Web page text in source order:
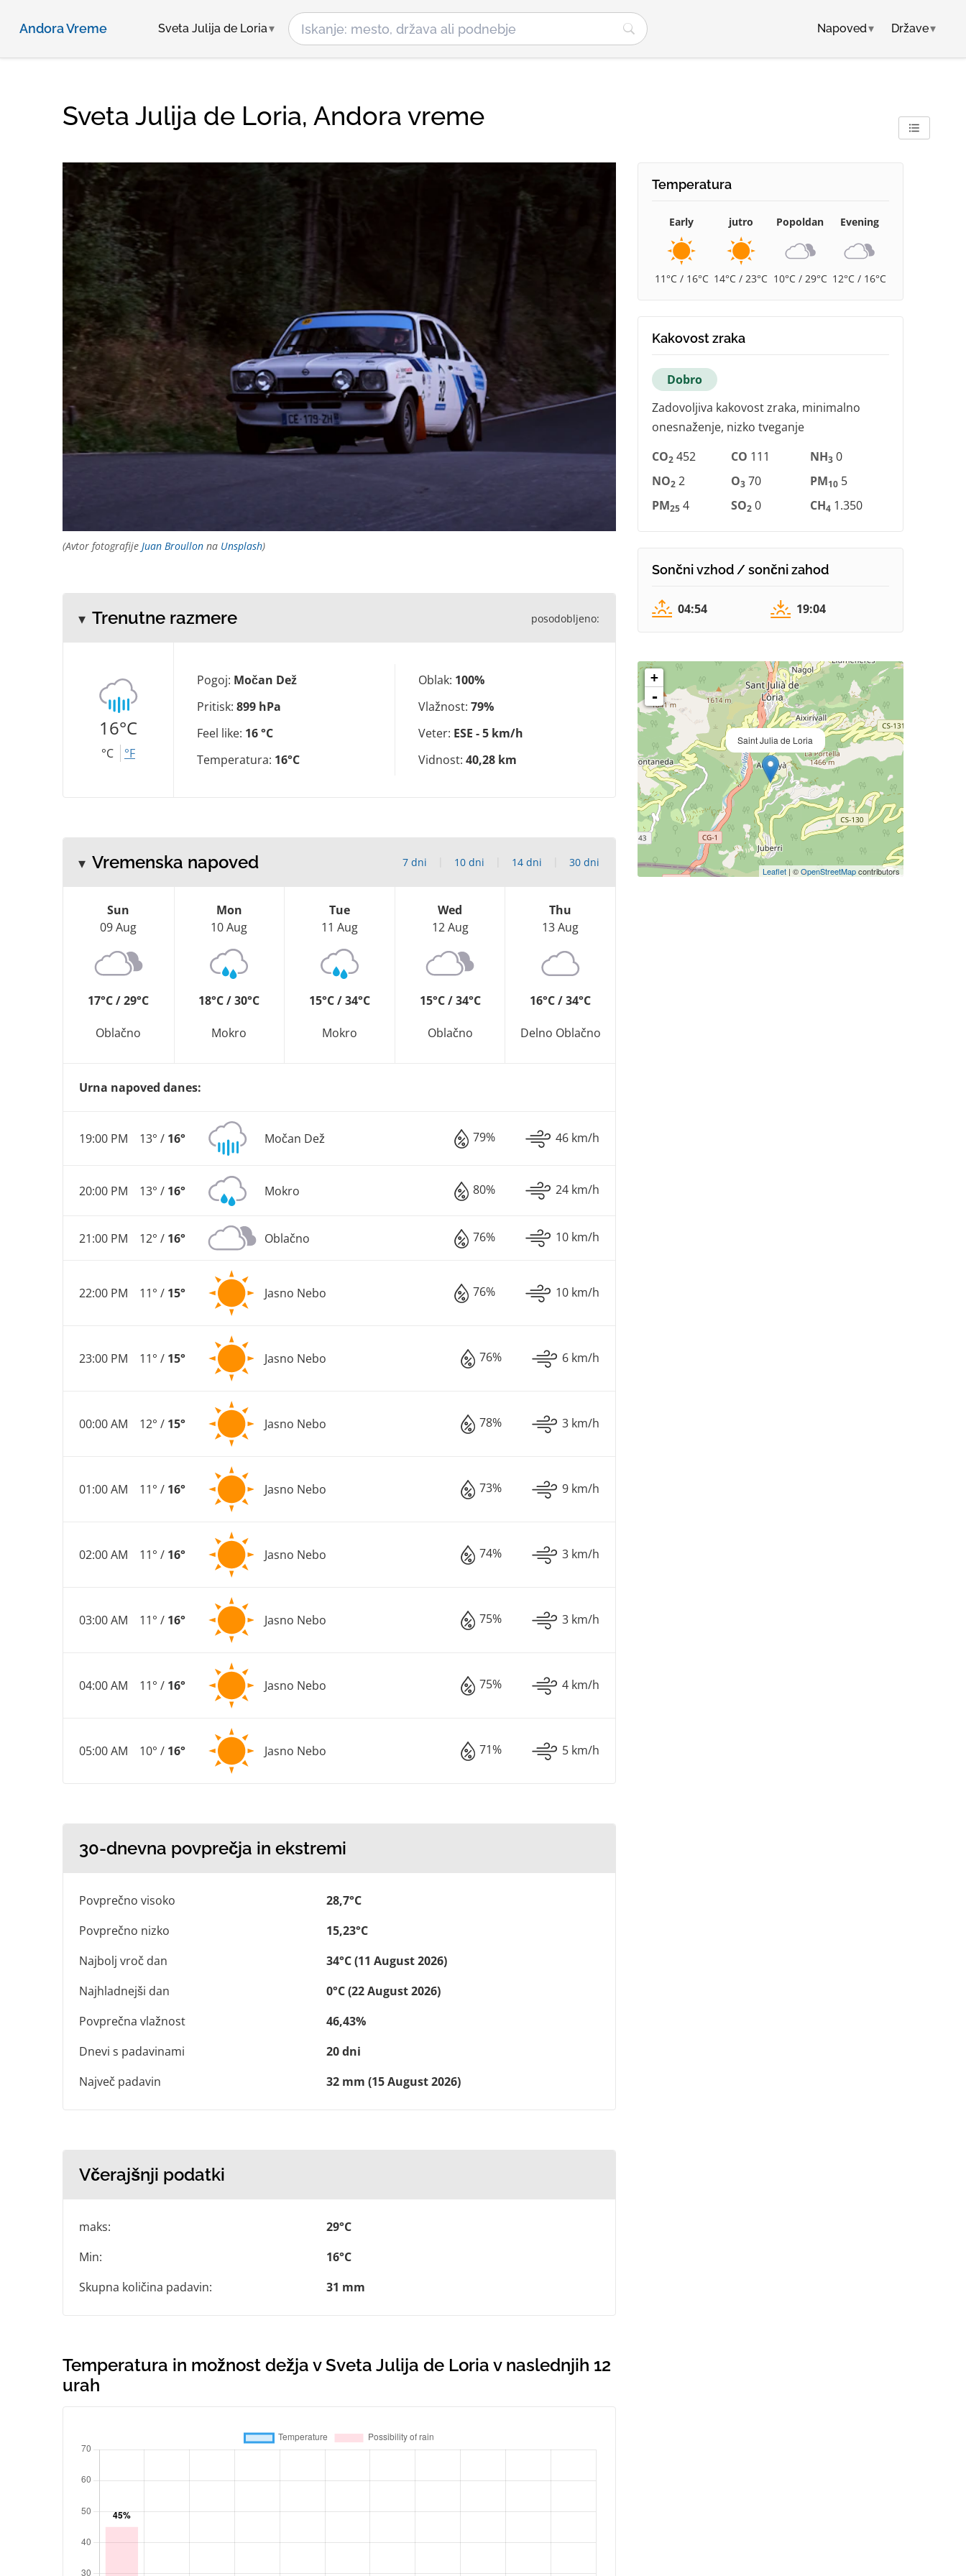
Andora Vreme Sveta Julija de Loria Napoved▾ Države▾
Sveta Julija de Loria, Andora vreme
(Avtor fotografije Juan Broullon na Unsplash)
Trenutne razmere posodobljeno:
16°C
°C °F
Pogoj: Močan Dež
Pritisk: 899 hPa
Feel like: 16 °C
Temperatura: 16°C
Oblak: 100%
Vlažnost: 79%
Veter: ESE - 5 km/h
Vidnost: 40,28 km
Vremenska napoved 7 dni 10 dni 14 dni 30 dni
Sun
09 Aug
17°C / 29°C
Oblačno
Mon
10 Aug
18°C / 30°C
Mokro
Tue
11 Aug
15°C / 34°C
Mokro
Wed
12 Aug
15°C / 34°C
Oblačno
Thu
13 Aug
16°C / 34°C
Delno Oblačno
Urna napoved danes:
19:00 PM 13° / 16° Močan Dež 79% 46 km/h
20:00 PM 13° / 16° Mokro 80% 24 km/h
21:00 PM 12° / 16° Oblačno 76% 10 km/h
22:00 PM 11° / 15° Jasno Nebo 76% 10 km/h
23:00 PM 11° / 15° Jasno Nebo 76% 6 km/h
00:00 AM 12° / 15° Jasno Nebo 78% 3 km/h
01:00 AM 11° / 16° Jasno Nebo 73% 9 km/h
02:00 AM 11° / 16° Jasno Nebo 74% 3 km/h
03:00 AM 11° / 16° Jasno Nebo 75% 3 km/h
04:00 AM 11° / 16° Jasno Nebo 75% 4 km/h
05:00 AM 10° / 16° Jasno Nebo 71% 5 km/h
30-dnevna povprečja in ekstremi
Povprečno visoko
28,7°C
Povprečno nizko
15,23°C
Najbolj vroč dan
34°C (11 August 2026)
Najhladnejši dan
0°C (22 August 2026)
Povprečna vlažnost
46,43%
Dnevi s padavinami
20 dni
Največ padavin
32 mm (15 August 2026)
Včerajšnji podatki
maks:
29°C
Min:
16°C
Skupna količina padavin:
31 mm
Temperatura in možnost dežja v Sveta Julija de Loria v naslednjih 12
urah
Temperatura
Early
11°C / 16°C
jutro
14°C / 23°C
Popoldan
10°C / 29°C
Evening
12°C / 16°C
Kakovost zraka
Dobro
Zadovoljiva kakovost zraka, minimalno
onesnaženje, nizko tveganje
CO2 452 CO 111 NH3 0
NO2 2 O3 70 PM10 5
PM25 4 SO2 0 CH4 1.350
Sončni vzhod / sončni zahod
04:54 19:04
Saint Julia de Loria
+
-
Leaflet | ©OpenStreetMapcontributors